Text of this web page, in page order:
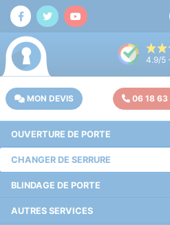
OUVERTURE DE PORTE
CHANGER DE SERRURE
BLINDAGE DE PORTE
AUTRES SERVICES
4.9/5
MON DEVIS 06 18 63